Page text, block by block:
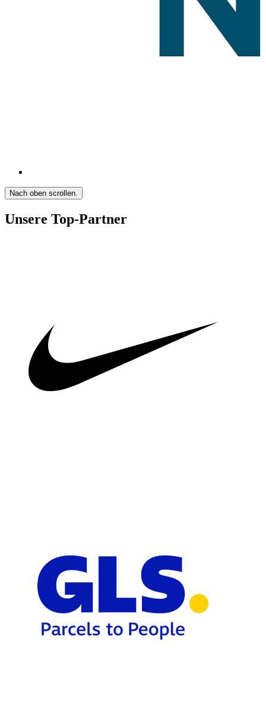
Nach oben scrollen.
Unsere Top-Partner